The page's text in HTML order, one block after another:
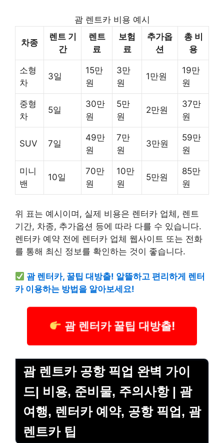
괌 렌트카 비용 예시
차종
렌트 기
간
렌트
료
보험
료
추가옵
션
총 비
용
소형
차
3일
15만
원
3만
원
1만원
19만
원
중형
차
5일
30만
원
5만
원
2만원
37만
원
SUV 7일
49만
원
7만
원
3만원
59만
원
미니
밴
10일
70만
원
10만
원
5만원
85만
원
위 표는 예시이며, 실제 비용은 렌터카 업체, 렌트
기간, 차종, 추가옵션 등에 따라 다를 수 있습니다.
렌터카 예약 전에 렌터카 업체 웹사이트 또는 전화
를 통해 최신 정보를 확인하는 것이 좋습니다.
괌 렌터카, 꿀팁 대방출! 알뜰하고 편리하게 렌터
카 이용하는 방법을 알아보세요!
괌 렌터카 꿀팁 대방출!
괌 렌트카 공항 픽업 완벽 가이
드| 비용, 준비물, 주의사항 | 괌
여행, 렌터카 예약, 공항 픽업, 괌
렌트카 팁